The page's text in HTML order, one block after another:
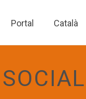
Portal Català